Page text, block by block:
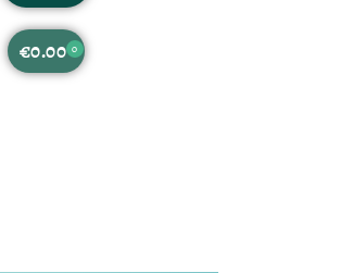
€0.00 0